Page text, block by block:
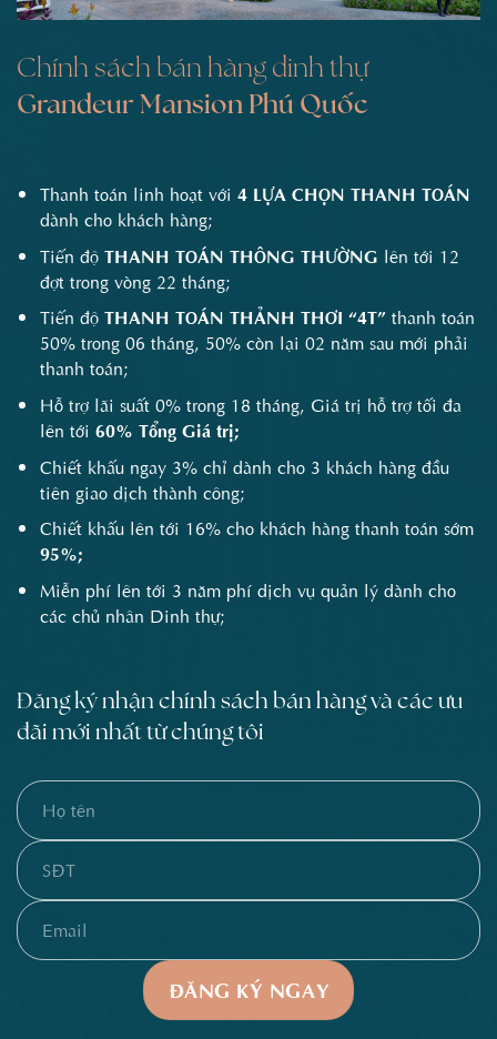
Chính sách bán hàng dinh thự
Grandeur Mansion Phú Quốc
Thanh toán linh hoạt với 4 LỰA CHỌN THANH TOÁN
dành cho khách hàng;
Tiến độ THANH TOÁN THÔNG THƯỜNG lên tới 12
đợt trong vòng 22 tháng;
Tiến độ THANH TOÁN THẢNH THƠI “4T”thanh toán
50% trong 06 tháng, 50% còn lại 02 năm sau mới phải
thanh toán;
Hỗ trợ lãi suất 0% trong 18 tháng, Giá trị hỗ trợ tối đa
lên tới 60% Tổng Giá trị;
Chiết khấu ngay 3% chỉ dành cho 3 khách hàng đầu
tiên giao dịch thành công;
Chiết khấu lên tới 16% cho khách hàng thanh toán sớm
95%;
Miễn phí lên tới 3 năm phí dịch vụ quản lý dành cho
các chủ nhân Dinh thự;
Đăng ký nhận chính sách bán hàng và các ưu
đãi mới nhất từ chúng tôi